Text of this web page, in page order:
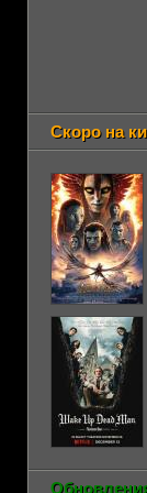
Скоро на